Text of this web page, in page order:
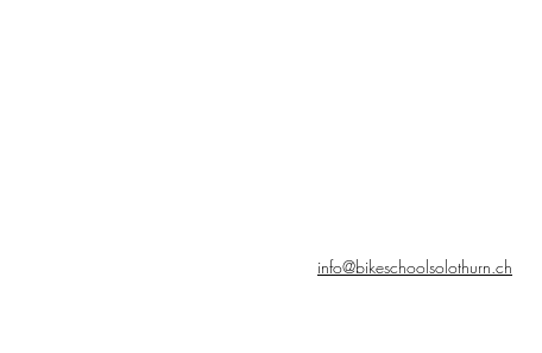
info@bikeschoolsolothurn.ch